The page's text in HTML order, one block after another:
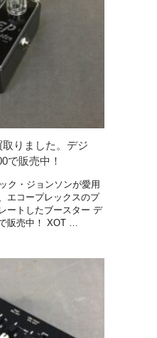
りました。デジ
で販売中！
ク・ジョンソンが愛用
エコープレックスのプ
ートしたブースター デ
販売中！ XOT …